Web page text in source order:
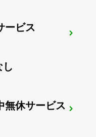
ービス
し
無休サービス